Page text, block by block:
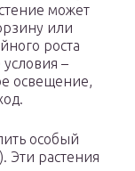
может
или
роста
–
освещение,
особый
Эти растения